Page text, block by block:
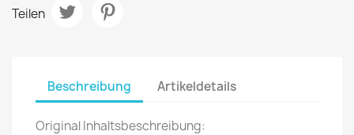
Teilen
Beschreibung Artikeldetails
Original Inhaltsbeschreibung: